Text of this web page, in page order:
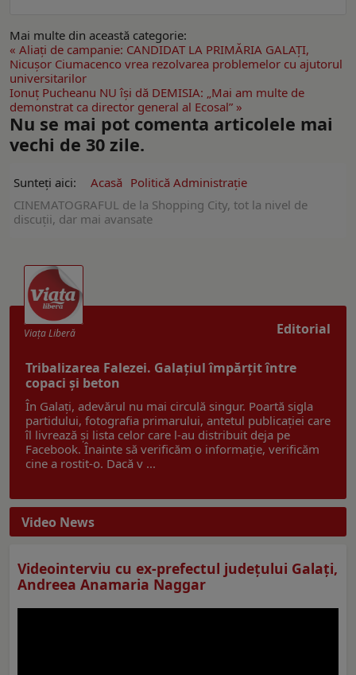
Mai multe din această categorie:
« Aliaţi de campanie: CANDIDAT LA PRIMĂRIA GALAȚI,
Nicuşor Ciumacenco vrea rezolvarea problemelor cu ajutorul
universitarilor
Ionuţ Pucheanu NU îşi dă DEMISIA: „Mai am multe de
demonstrat ca director general al Ecosal” »
Nu se mai pot comenta articolele mai
vechi de 30 zile.
Sunteți aici: Acasă Politică Administrație
CINEMATOGRAFUL de la Shopping City, tot la nivel de
discuţii, dar mai avansate
Editorial
Viaţa Liberă
Tribalizarea Falezei. Galațiul împărțit între
copaci și beton
În Galați, adevărul nu mai circulă singur. Poartă sigla
partidului, fotografia primarului, antetul publicației care
îl livrează și lista celor care l-au distribuit deja pe
Facebook. Înainte să verificăm o informație, verificăm
cine a rostit-o. Dacă v ...
Video News
Videointerviu cu ex-prefectul judeţului Galaţi,
Andreea Anamaria Naggar